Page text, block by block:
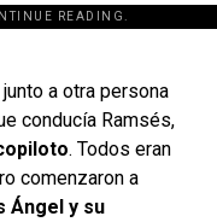
READING.
a otra persona
conducía Ramsés,
. Todos eran
comenzaron a
Ángel y su